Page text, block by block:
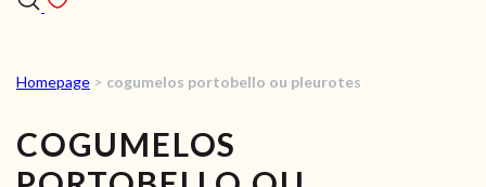
RECEITAS
VÍDEOS
Homepage > cogumelos portobello ou pleurotes
COGUMELOS